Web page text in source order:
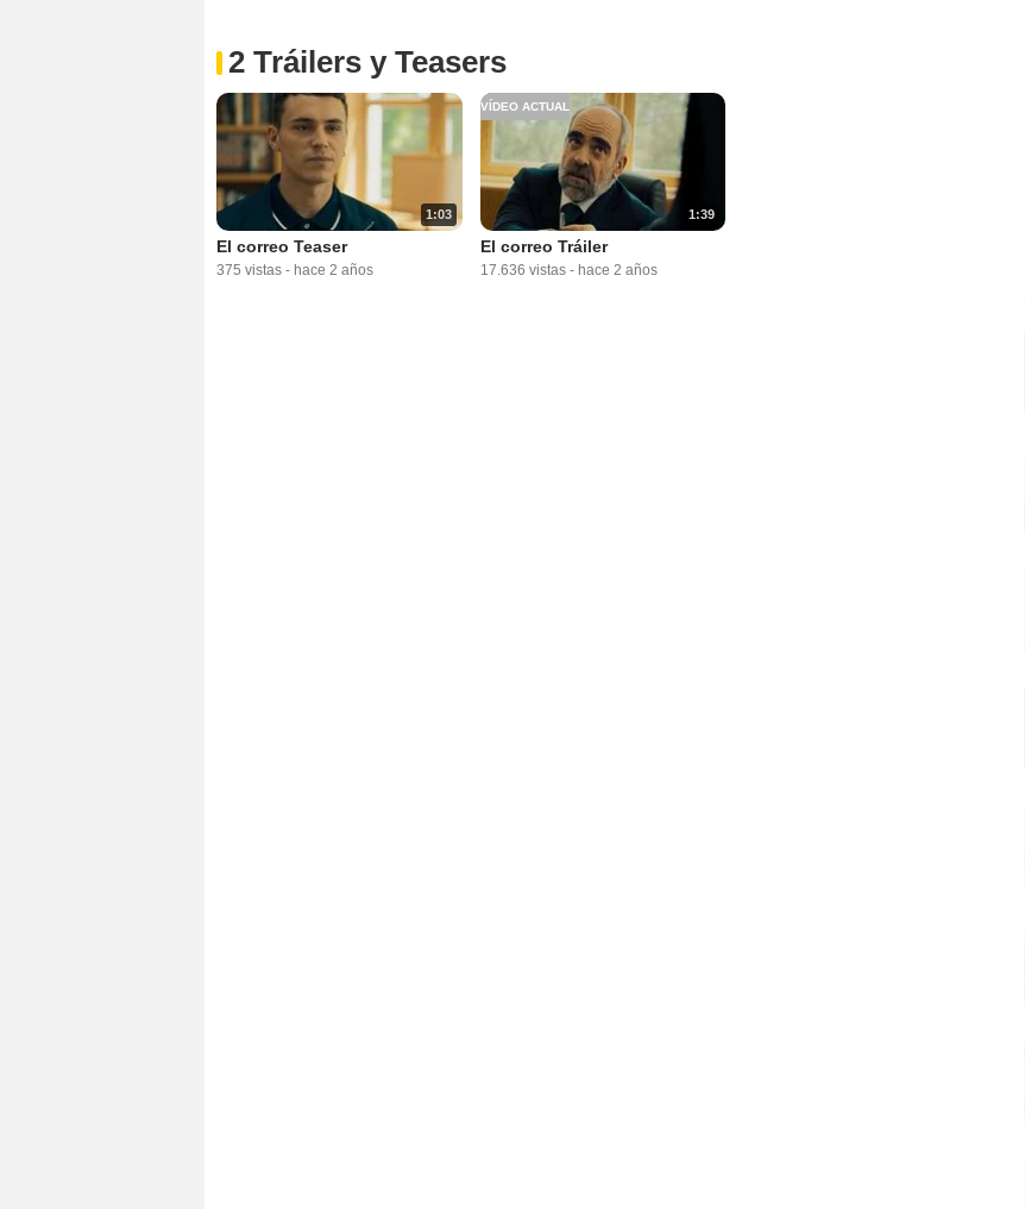
2 Tráilers y Teasers
1:03
El correo Teaser
375 vistas - hace 2 años
1:39
VÍDEO ACTUAL
El correo Tráiler
17.636 vistas - hace 2 años